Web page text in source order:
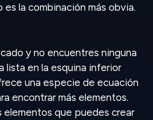
la combinación más obvia.
y no encuentres ninguna
lista en la esquina inferior
una especie de ecuación
encontrar más elementos.
elementos que puedes crear